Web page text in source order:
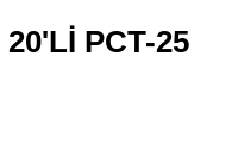
PCT-25